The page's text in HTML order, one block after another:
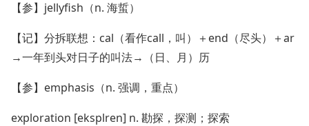
【参】jellyfish（n. 海蜇）
【记】分拆联想：cal（看作call，叫）＋end（尽头）＋ar
→一年到头对日子的叫法→（日、月）历
【参】emphasis（n. 强调，重点）
exploration [eksplren] n. 勘探，探测；探索